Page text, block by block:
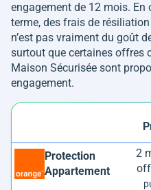
engagement de 12 mois.
terme, des frais de
n’est pas vraiment du goût
surtout que certaines offres
Maison Sécurisée sont
engagement.
Protection
Appartement
2